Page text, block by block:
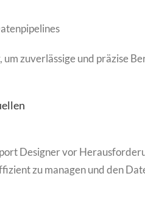
zuverlässige und präzise
Designer vor
zu managen und den